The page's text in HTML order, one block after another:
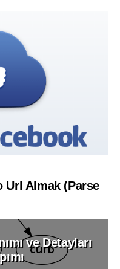
Url Almak (Parse
ve Detayları